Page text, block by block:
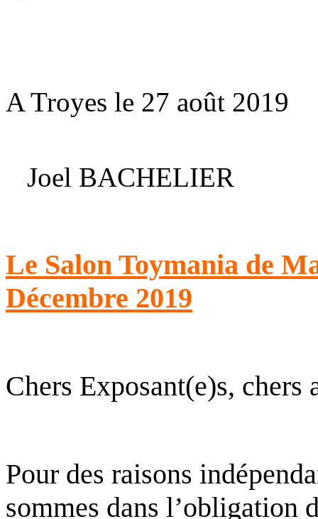
A Troyes le 27 août 2019
Joel BACHELIER
Le Salon Toymania de
Décembre 2019
Chers Exposant(e)s, chers
Pour des raisons
sommes dans l’obligation